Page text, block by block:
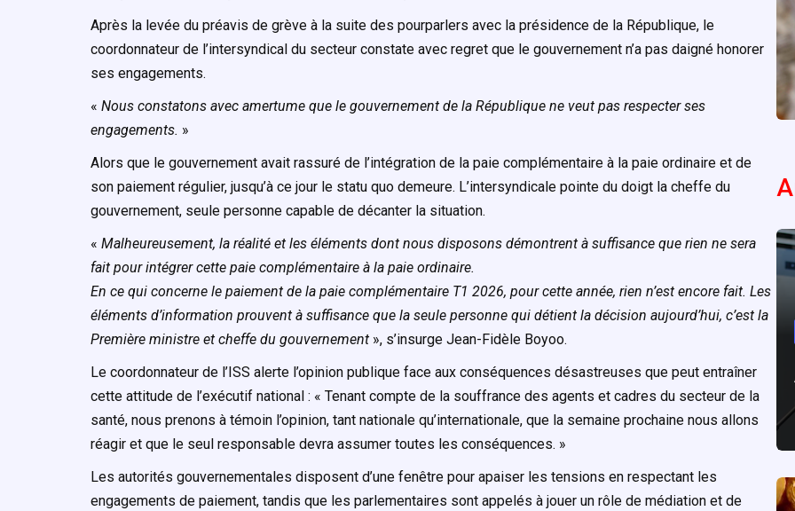
Après la levée du préavis de grève à la suite des pourparlers avec la présidence de la République, le
coordonnateur de l’intersyndical du secteur constate avec regret que le gouvernement n’a pas daigné honorer
ses engagements.
« Nous constatons avec amertume que le gouvernement de la République ne veut pas respecter ses
engagements. »
Alors que le gouvernement avait rassuré de l’intégration de la paie complémentaire à la paie ordinaire et de
son paiement régulier, jusqu’à ce jour le statu quo demeure. L’intersyndicale pointe du doigt la cheffe du
gouvernement, seule personne capable de décanter la situation.
« Malheureusement, la réalité et les éléments dont nous disposons démontrent à suffisance que rien ne sera
fait pour intégrer cette paie complémentaire à la paie ordinaire.
En ce qui concerne le paiement de la paie complémentaire T1 2026, pour cette année, rien n’est encore fait. Les
éléments d’information prouvent à suffisance que la seule personne qui détient la décision aujourd’hui, c’est la
Première ministre et cheffe du gouvernement », s’insurge Jean-Fidèle Boyoo.
Le coordonnateur de l’ISS alerte l’opinion publique face aux conséquences désastreuses que peut entraîner
cette attitude de l’exécutif national : « Tenant compte de la souffrance des agents et cadres du secteur de la
santé, nous prenons à témoin l’opinion, tant nationale qu’internationale, que la semaine prochaine nous allons
réagir et que le seul responsable devra assumer toutes les conséquences. »
Les autorités gouvernementales disposent d’une fenêtre pour apaiser les tensions en respectant les
engagements de paiement, tandis que les parlementaires sont appelés à jouer un rôle de médiation et de